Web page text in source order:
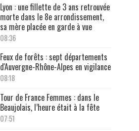
Lyon : une fillette de 3 ans retrouvée
morte dans le 8e arrondissement,
sa mère placée en garde à vue
08:36
Feux de forêts : sept départements
d'Auvergne-Rhône-Alpes en vigilance
08:18
Tour de France Femmes : dans le
Beaujolais, l’heure était à la fête
07:51